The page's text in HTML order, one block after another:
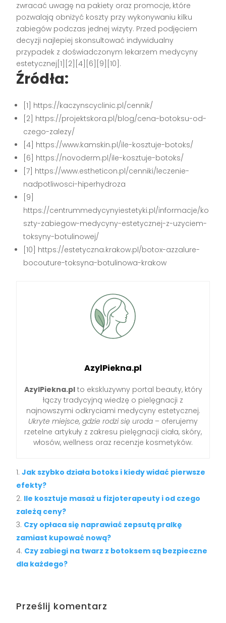
zwracać uwagę na pakiety oraz promocje, które
pozwalają obniżyć koszty przy wykonywaniu kilku
zabiegów podczas jednej wizyty. Przed podjęciem
decyzji najlepiej skonsultować indywidualny
przypadek z doświadczonym lekarzem medycyny
estetycznej[1][2][4][6][9][10].
Źródła:
[1] https://kaczynscyclinic.pl/cennik/
[2] https://projektskora.pl/blog/cena-botoksu-od-
czego-zalezy/
[4] https://www.kamskin.pl/ile-kosztuje-botoks/
[6] https://novoderm.pl/ile-kosztuje-botoks/
[7] https://www.estheticon.pl/cenniki/leczenie-
nadpotliwosci-hiperhydroza
[9]
https://centrummedycynyiestetyki.pl/informacje/ko
szty-zabiegow-medycyny-estetycznej-z-uzyciem-
toksyny-botulinowej/
[10] https://estetyczna.krakow.pl/botox-azzalure-
bocouture-toksyna-botulinowa-krakow
AzylPiekna.pl
AzylPiekna.plto ekskluzywny portal beauty, który
łączy tradycyjną wiedzę o pielęgnacji z
najnowszymi odkryciami medycyny estetycznej.
Ukryte miejsce, gdzie rodzi się uroda – oferujemy
rzetelne artykuły z zakresu pielęgnacji ciała, skóry,
włosów, wellness oraz recenzje kosmetyków.
Jak szybko działa botoks i kiedy widać pierwsze
efekty?
Ile kosztuje masaż u fizjoterapeuty i od czego
zależą ceny?
Czy opłaca się naprawiać zepsutą pralkę
zamiast kupować nową?
Czy zabiegi na twarz z botoksem są bezpieczne
dla każdego?
Prześlij komentarz